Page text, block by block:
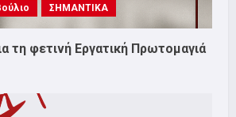
ΣΗΜΑΝΤΙΚΑ
τη φετινή Εργατική Πρωτομαγιά